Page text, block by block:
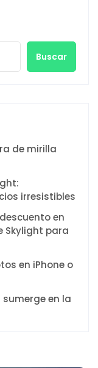
Buscar
de mirilla
irresistibles
en
Skylight para
en iPhone o
sumerge en la